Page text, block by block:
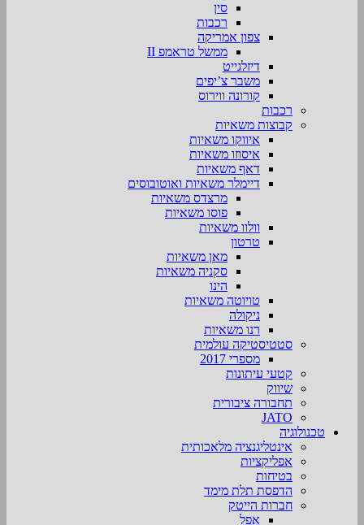
סין
רכבות
צפון אמריקה
ממשל טראמפ II
דיזלגייט
משבר צ’יפים
קורונה ווירוס
רכבות
קבוצות משאיות
איווקו משאיות
איסוזו משאיות
דאף משאיות
דיימלר משאיות ואוטובוסים
מרצדס משאיות
פוסו משאיות
וולוו משאיות
טרטון
מאן משאיות
סקניה משאיות
הינו
טויוטה משאיות
ניקולה
רנו משאיות
סטטיסטיקה עולמית
מספרי 2017
קטעי עיתונות
שיווק
תחבורה ציבורית
JATO
טכנולוגיה
אינטליגנציה מלאכותית
אפליקציות
בטיחות
הדפסת תלת מימד
חברות הייטק
אפל